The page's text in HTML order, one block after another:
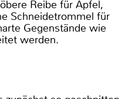
Reibe für Äpfel,
Schneidetrommel für
Gegenstände wie
werden.